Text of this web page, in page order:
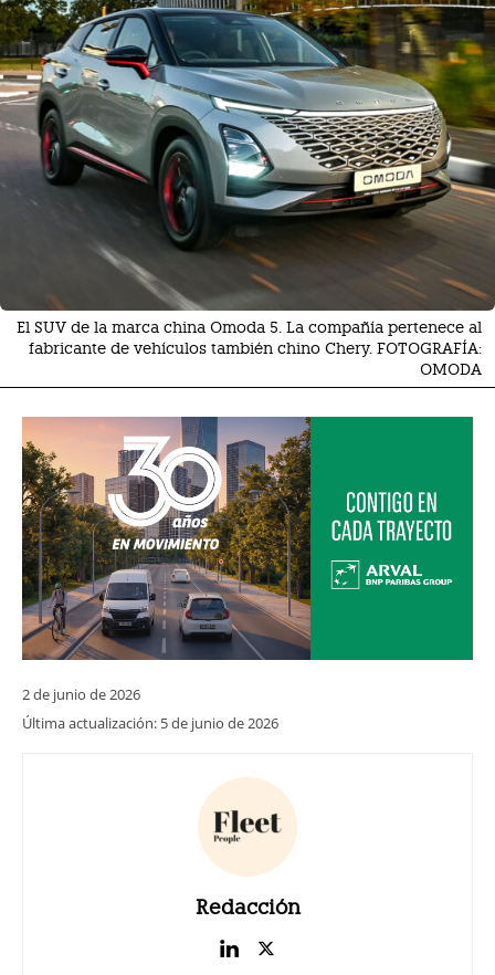
El SUV de la marca china Omoda 5. La compañía pertenece al
fabricante de vehículos también chino Chery. FOTOGRAFÍA:
OMODA
2 de junio de 2026
Última actualización: 5 de junio de 2026
Redacción